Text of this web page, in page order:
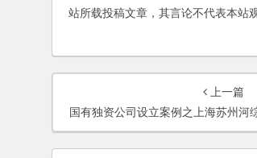
站所载投稿文章，其言论不代表本站
上一篇
国有独资公司设立案例之上海苏州河综合